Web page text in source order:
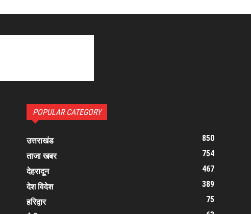
POPULAR CATEGORY
उत्तराखंड
850
ताजा खबर
754
देहरादून
467
देश विदेश
389
हरिद्वार
75